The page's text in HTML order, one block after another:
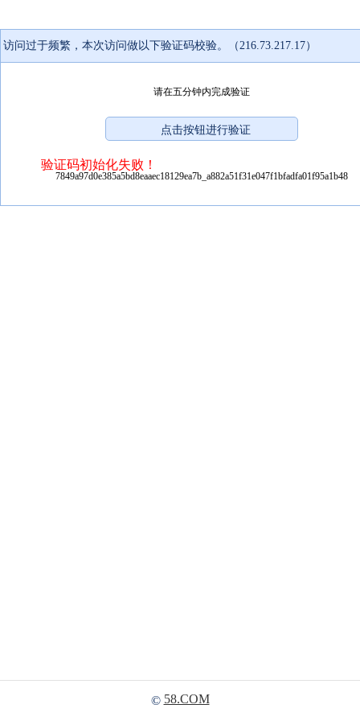
访问过于频繁，本次访问做以下验证码校验。（216.73.217.17）
请在五分钟内完成验证
验证码初始化失败！
7849a97d0e385a5bd8eaaec18129ea7b_a882a51f31e047f1bfadfa01f95a1b48
© 58.COM